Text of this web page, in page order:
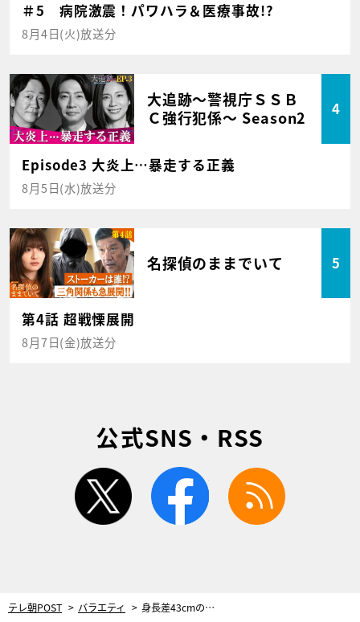
＃5 病院激震！パワハラ＆医療事故!?
8月4日(火)放送分
大追跡～警視庁ＳＳＢ
Ｃ強行犯係～ Season2
4
Episode3 大炎上…暴走する正義
8月5日(水)放送分
名探偵のままでいて 5
第4話 超戦慄展開
8月7日(金)放送分
公式SNS・RSS
twitter facebook
テレ朝POST バラエティ 身長差43cmの夫婦！イヤな客だった夫が店内でひざまずき「付き合ってください」